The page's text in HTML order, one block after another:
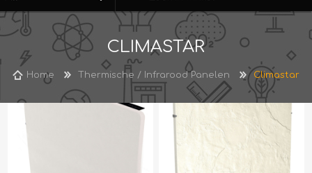
REGISTREREN
AANMELDEN
VERLANGLIJST
0
CLIMASTAR
Home Thermische / Infrarood Panelen Climastar